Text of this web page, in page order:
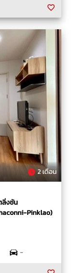
2 เดือน
ลิ่งชัน
Pinklao)
-